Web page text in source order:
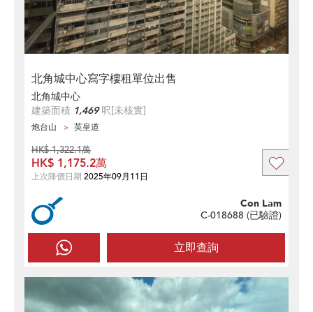
北角城中心寫字樓租單位出售
北角城中心
建築面積 1,469呎[未核實]
炮台山 英皇道
立即查詢
Con Lam
C-018688 (已驗證)
HK$ 1,322.1萬
HK$ 1,175.2萬
上次降價日期 2025年09月11日